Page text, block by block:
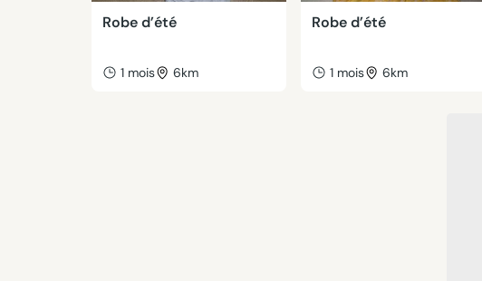
Robe d’été
1 mois 6km
Robe d’été
1 mois 6km